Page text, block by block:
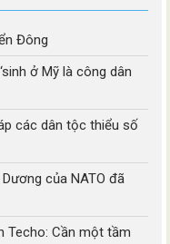
Đông
ở Mỹ là công dân
các dân tộc thiểu số
của NATO đã
Techo: Cần một tầm